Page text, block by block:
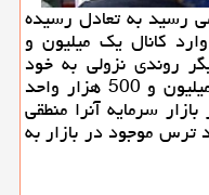
رسید به تعادل رسیده
كانال یك میلیون و
روندی نزولی به خود
گرفته و روز گذشته به كانال یك میلیون و 500 هزار واحد
سرمایه آنرا منطقی
ترس موجود در بازار به